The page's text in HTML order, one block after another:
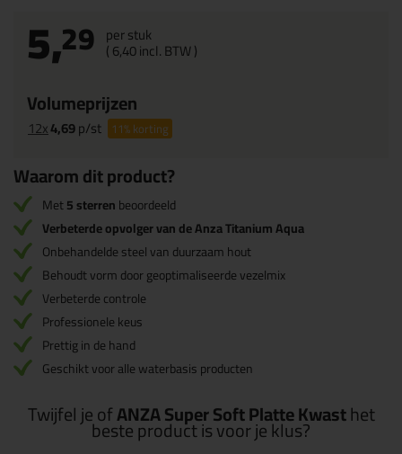
5,29 per stuk
(6,40incl. BTW )
Volumeprijzen
12x4,69p/st 11%korting
Waarom dit product?
Met5 sterrenbeoordeeld
Verbeterde opvolger van de Anza Titanium Aqua
Onbehandelde steel van duurzaam hout
Behoudt vorm door geoptimaliseerde vezelmix
Verbeterde controle
Professionele keus
Prettig in de hand
Geschikt voor alle waterbasis producten
Twijfel je ofANZA Super Soft Platte Kwasthet
beste product is voor je klus?